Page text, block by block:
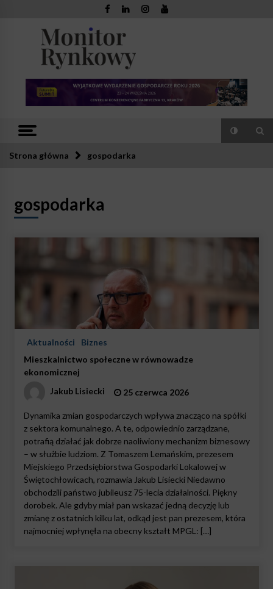
Monitor
Rynkowy
Strona główna gospodarka
gospodarka
Aktualności
Biznes
Mieszkalnictwo społeczne w równowadze
ekonomicznej
Jakub Lisiecki
25 czerwca 2026
Dynamika zmian gospodarczych wpływa znacząco na spółki
z sektora komunalnego. A te, odpowiednio zarządzane,
potrafią działać jak dobrze naoliwiony mechanizm biznesowy
– w służbie ludziom. Z Tomaszem Lemańskim, prezesem
Miejskiego Przedsiębiorstwa Gospodarki Lokalowej w
Świętochłowicach, rozmawia Jakub Lisiecki Niedawno
obchodzili państwo jubileusz 75-lecia działalności. Piękny
dorobek. Ale gdyby miał pan wskazać jedną decyzję lub
zmianę z ostatnich kilku lat, odkąd jest pan prezesem, która
najmocniej wpłynęła na obecny kształt MPGL: […]